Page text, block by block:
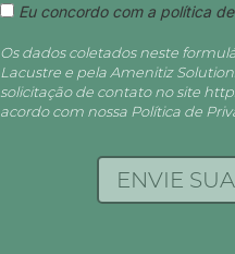
Eu concordo com a política
Os dados coletados neste
Lacustre e pela Amenitiz
solicitação de contato no site
acordo com nossa Política de